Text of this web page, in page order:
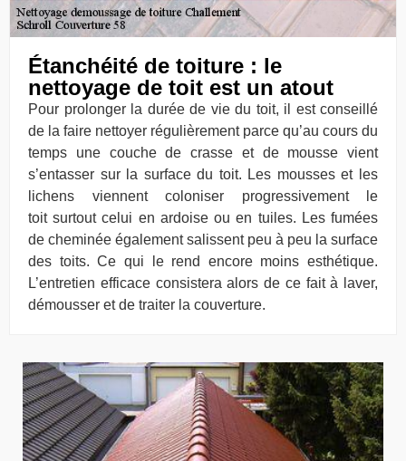
Étanchéité de toiture : le
nettoyage de toit est un atout
Pour prolonger la durée de vie du toit, il est conseillé
de la faire nettoyer régulièrement parce qu’au cours du
temps une couche de crasse et de mousse vient
s’entasser sur la surface du toit. Les mousses et les
lichens viennent coloniser progressivement le
toit surtout celui en ardoise ou en tuiles. Les fumées
de cheminée également salissent peu à peu la surface
des toits. Ce qui le rend encore moins esthétique.
L’entretien efficace consistera alors de ce fait à laver,
démousser et de traiter la couverture.